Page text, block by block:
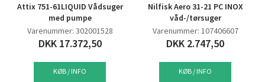
Attix 751-61LIQUID Vådsuger
med pumpe
Varenummer: 302001528
DKK 17.372,50
KØB / INFO
Nilfisk Aero 31-21 PC INOX
våd-/tørsuger
Varenummer: 107406607
DKK 2.747,50
KØB / INFO